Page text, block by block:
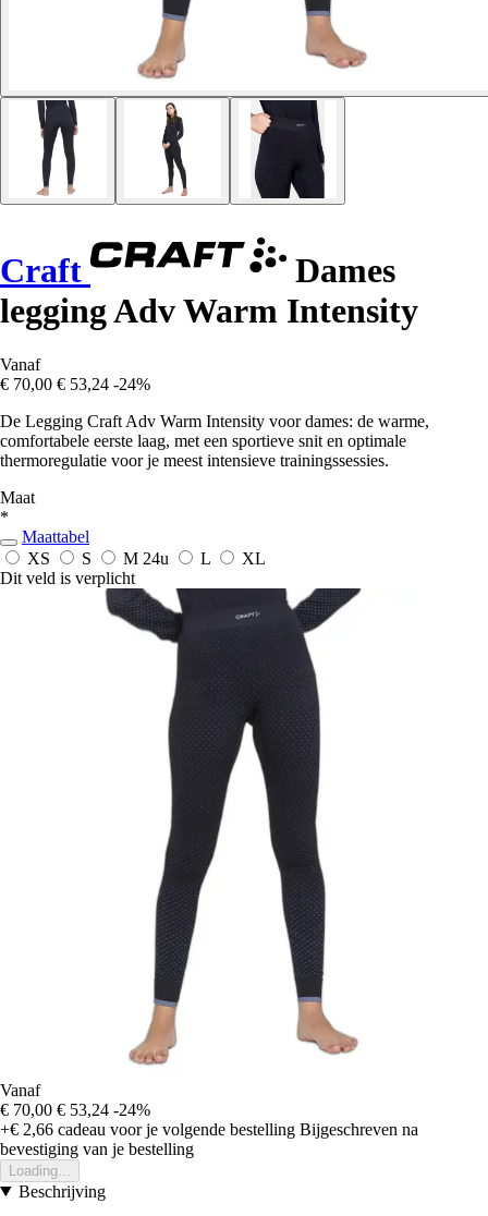
Craft
Dames
legging Adv Warm Intensity
Vanaf
€ 70,00 € 53,24 -24%
De Legging Craft Adv Warm Intensity voor dames: de warme,
comfortabele eerste laag, met een sportieve snit en optimale
thermoregulatie voor je meest intensieve trainingssessies.
Maat
*
Maattabel
XS
S M 24u L
XL
Dit veld is verplicht
Vanaf
€ 70,00 € 53,24 -24%
+€ 2,66 cadeau voor je volgende bestelling Bijgeschreven na
bevestiging van je bestelling
Loading...
Beschrijving